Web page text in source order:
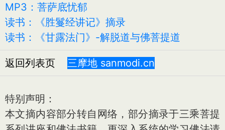
MP3：菩萨底忧郁
读书：《胜鬘经讲记》摘录
读书：《甘露法门》-解脱道与佛菩提道
返回列表页 三摩地 sanmodi.cn
特别声明：
本文摘内容部分转自网络，部分摘录于三乘菩提